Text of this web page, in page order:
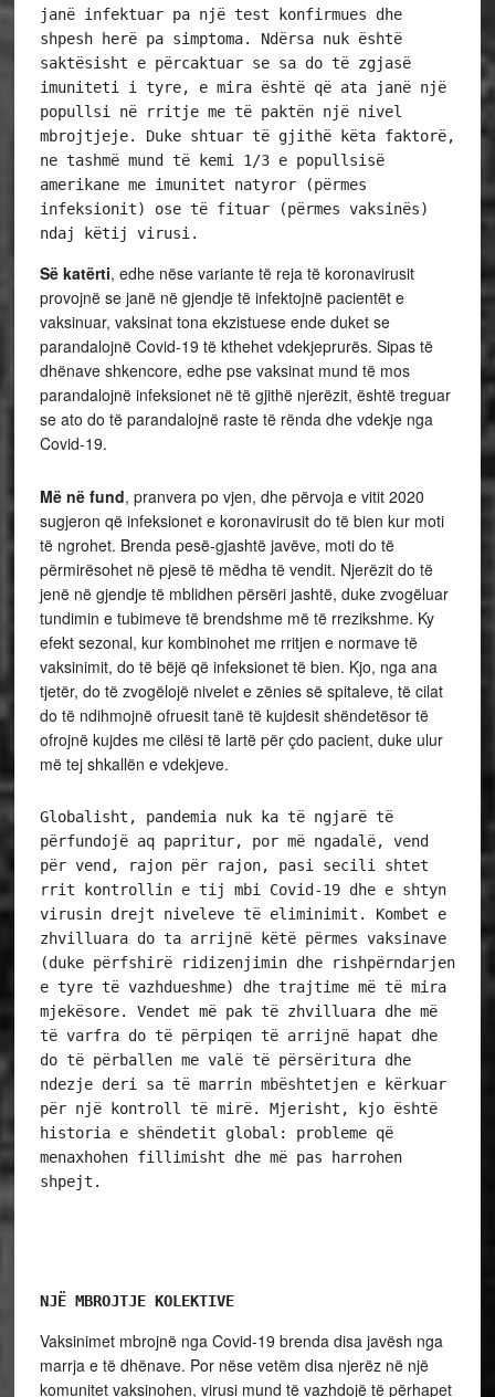
janë infektuar pa një test konfirmues dhe
shpesh herë pa simptoma. Ndërsa nuk është
saktësisht e përcaktuar se sa do të zgjasë
imuniteti i tyre, e mira është që ata janë një
popullsi në rritje me të paktën një nivel
mbrojtjeje. Duke shtuar të gjithë këta faktorë,
ne tashmë mund të kemi 1/3 e popullsisë
amerikane me imunitet natyror (përmes
infeksionit) ose të fituar (përmes vaksinës)
ndaj këtij virusi.
Së katërti, edhe nëse variante të reja të koronavirusit
provojnë se janë në gjendje të infektojnë pacientët e
vaksinuar, vaksinat tona ekzistuese ende duket se
parandalojnë Covid-19 të kthehet vdekjeprurës. Sipas të
dhënave shkencore, edhe pse vaksinat mund të mos
parandalojnë infeksionet në të gjithë njerëzit, është treguar
se ato do të parandalojnë raste të rënda dhe vdekje nga
Covid-19.
Më në fund, pranvera po vjen, dhe përvoja e vitit 2020
sugjeron që infeksionet e koronavirusit do të bien kur moti
të ngrohet. Brenda pesë-gjashtë javëve, moti do të
përmirësohet në pjesë të mëdha të vendit. Njerëzit do të
jenë në gjendje të mblidhen përsëri jashtë, duke zvogëluar
tundimin e tubimeve të brendshme më të rrezikshme. Ky
efekt sezonal, kur kombinohet me rritjen e normave të
vaksinimit, do të bëjë që infeksionet të bien. Kjo, nga ana
tjetër, do të zvogëlojë nivelet e zënies së spitaleve, të cilat
do të ndihmojnë ofruesit tanë të kujdesit shëndetësor të
ofrojnë kujdes me cilësi të lartë për çdo pacient, duke ulur
më tej shkallën e vdekjeve.
Globalisht, pandemia nuk ka të ngjarë të
përfundojë aq papritur, por më ngadalë, vend
për vend, rajon për rajon, pasi secili shtet
rrit kontrollin e tij mbi Covid-19 dhe e shtyn
virusin drejt niveleve të eliminimit. Kombet e
zhvilluara do ta arrijnë këtë përmes vaksinave
(duke përfshirë ridizenjimin dhe rishpërndarjen
e tyre të vazhdueshme) dhe trajtime më të mira
mjekësore. Vendet më pak të zhvilluara dhe më
të varfra do të përpiqen të arrijnë hapat dhe
do të përballen me valë të përsëritura dhe
ndezje deri sa të marrin mbështetjen e kërkuar
për një kontroll të mirë. Mjerisht, kjo është
historia e shëndetit global: probleme që
menaxhohen fillimisht dhe më pas harrohen
shpejt.
NJË MBROJTJE KOLEKTIVE
Vaksinimet mbrojnë nga Covid-19 brenda disa javësh nga
marrja e të dhënave. Por nëse vetëm disa njerëz në një
komunitet vaksinohen, virusi mund të vazhdojë të përhapet